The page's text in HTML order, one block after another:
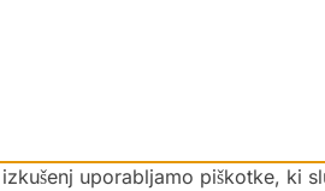
uporabljamo piškotke,